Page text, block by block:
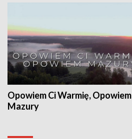
Opowiem Ci Warmię, Opowiem
Mazury